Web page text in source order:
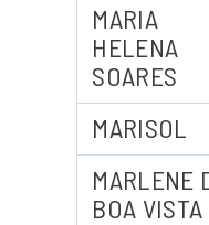
MARIA
HELENA
SOARES
MARISOL
MARLENE
BOA VISTA